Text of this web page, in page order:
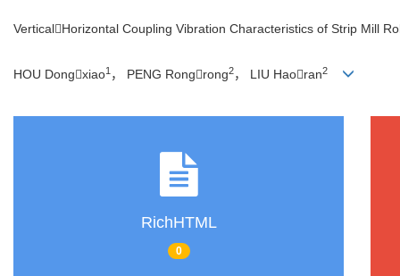
VerticalHorizontal Coupling Vibration Characteristics of Strip Mill
HOU Dongxiao1 ， PENG Rongrong2， LIU Haoran2
RichHTML
0